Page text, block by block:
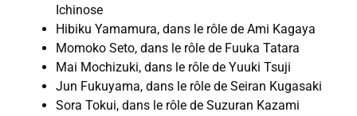
Ichinose
Hibiku Yamamura, dans le rôle de Ami Kagaya
Momoko Seto, dans le rôle de Fuuka Tatara
Mai Mochizuki, dans le rôle de Yuuki Tsuji
Jun Fukuyama, dans le rôle de Seiran Kugasaki
Sora Tokui, dans le rôle de Suzuran Kazami